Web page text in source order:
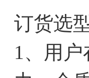
订货选
1、用